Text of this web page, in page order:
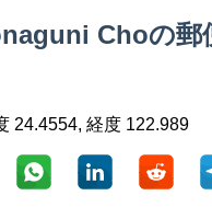
Choの郵
24.4554, 経度 122.989